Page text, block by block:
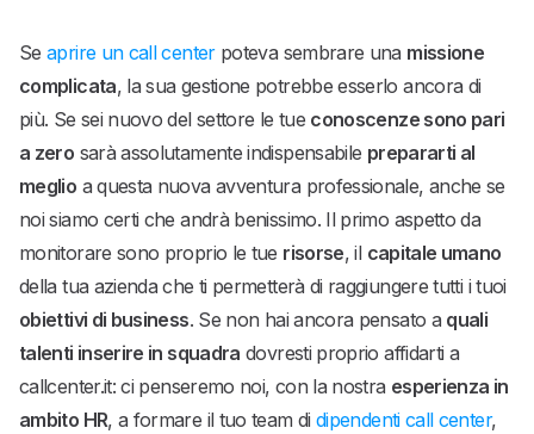
Seaprire un call centerpoteva sembrare una missione
complicata, la sua gestione potrebbe esserlo ancora di
più. Se sei nuovo del settore le tue conoscenze sono pari
a zero sarà assolutamente indispensabile prepararti al
meglio a questa nuova avventura professionale, anche se
noi siamo certi che andrà benissimo. Il primo aspetto da
monitorare sono proprio le tue risorse, il capitale umano
della tua azienda che ti permetterà di raggiungere tutti i tuoi
obiettivi di business. Se non hai ancora pensato a quali
talenti inserire in squadra dovresti proprio affidarti a
callcenter.it: ci penseremo noi, con la nostra esperienza in
ambito HR, a formare il tuo team di dipendenti call center,